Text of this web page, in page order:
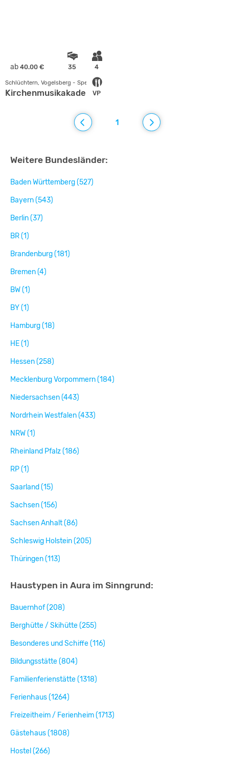
ab 40.00 € 35 4
VP
Schlüchtern, Vogelsberg - Spessart
Kirchenmusikakademie
1
Weitere Bundesländer:
Baden Württemberg (527)
Bayern (543)
Berlin (37)
BR (1)
Brandenburg (181)
Bremen (4)
BW (1)
BY (1)
Hamburg (18)
HE (1)
Hessen (258)
Mecklenburg Vorpommern (184)
Niedersachsen (443)
Nordrhein Westfalen (433)
NRW (1)
Rheinland Pfalz (186)
RP (1)
Saarland (15)
Sachsen (156)
Sachsen Anhalt (86)
Schleswig Holstein (205)
Thüringen (113)
Haustypen in Aura im Sinngrund:
Bauernhof (208)
Berghütte / Skihütte (255)
Besonderes und Schiffe (116)
Bildungsstätte (804)
Familienferienstätte (1318)
Ferienhaus (1264)
Freizeitheim / Ferienheim (1713)
Gästehaus (1808)
Hostel (266)